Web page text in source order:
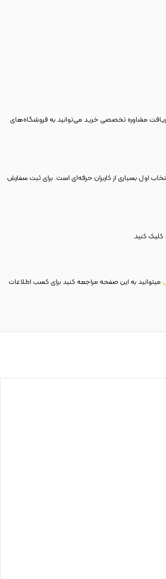
و دریافت مشاوره تخصصی خرید می‌توانید به فروشگاه‌های
روزمره یا حرفه‌ای خود هستید، همین حالا فرز همه کاره 300 وات دیمردار کنزاکس مدل 3593 را تهیه کنید. این ابزار انتخاب اول بسیاری از کاربران حرفه‌ای است. برای ثبت سفارش
کلیک کنید.
میتوانید به این صفحه مراجعه کنید برای کسب اطلاعات